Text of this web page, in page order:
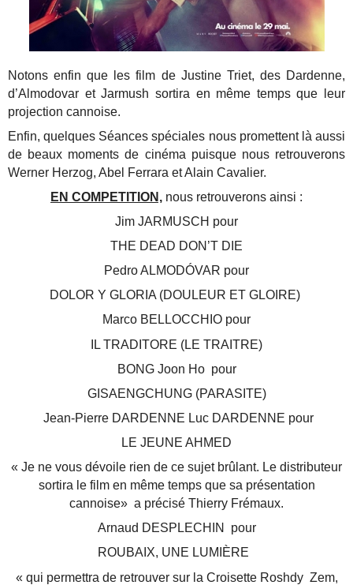
Notons enfin que les film de Justine Triet, des Dardenne,
d’Almodovar et Jarmush sortira en même temps que leur
projection cannoise.
Enfin, quelques Séances spéciales nous promettent là aussi
de beaux moments de cinéma puisque nous retrouverons
Werner Herzog, Abel Ferrara et Alain Cavalier.
EN COMPETITION, nous retrouverons ainsi :
Jim JARMUSCH pour
THE DEAD DON’T DIE
Pedro ALMODÓVAR pour
DOLOR Y GLORIA (DOULEUR ET GLOIRE)
Marco BELLOCCHIO pour
IL TRADITORE (LE TRAITRE)
BONG Joon Ho pour
GISAENGCHUNG (PARASITE)
Jean-Pierre DARDENNE Luc DARDENNE pour
LE JEUNE AHMED
« Je ne vous dévoile rien de ce sujet brûlant. Le distributeur
sortira le film en même temps que sa présentation
cannoise» a précisé Thierry Frémaux.
Arnaud DESPLECHIN pour
ROUBAIX, UNE LUMIÈRE
« qui permettra de retrouver sur la Croisette Roshdy Zem,